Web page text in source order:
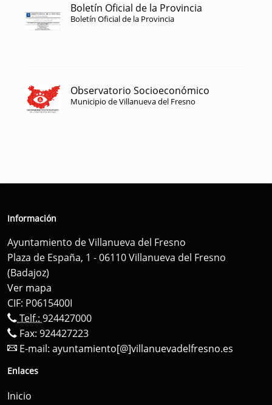
Boletín Oficial de la Provincia
Boletín Oficial de la Provincia
Observatorio Socioeconómico
Municipio de Villanueva del Fresno
Información
Ayuntamiento de Villanueva del Fresno
Plaza de España, 1 - 06110 Villanueva del Fresno
(Badajoz)
Ver mapa
CIF: P0615400I
Telf.: 924427000
Fax: 924427223
E-mail: ayuntamiento[@]villanuevadelfresno.es
Enlaces
Inicio